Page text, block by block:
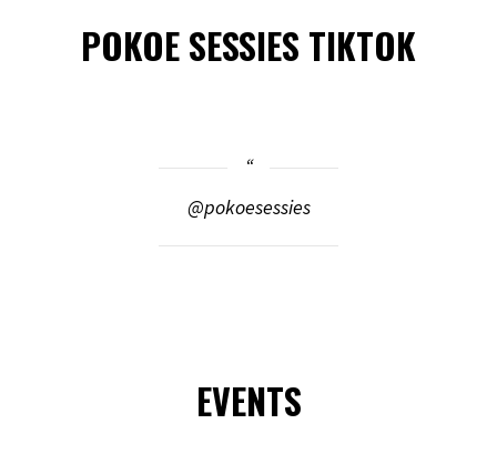
POKOE SESSIES TIKTOK
@pokoesessies
EVENTS